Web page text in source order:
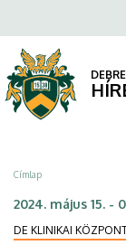
a
Debreceni
a
tartalomra
Morzsa
Címlap
2024. május 15. -
DE KLINIKAI